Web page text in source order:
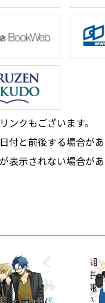
クもございます。
と前後する場合があ
示されない場合があ